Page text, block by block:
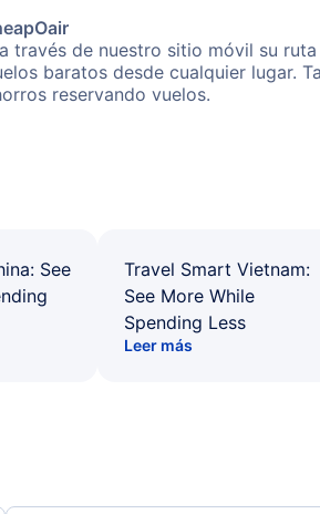
través de nuestro sitio móvil su
baratos desde cualquier lugar.
reservando vuelos.
See
Travel Smart Vietnam:
See More While
Spending Less
Leer más